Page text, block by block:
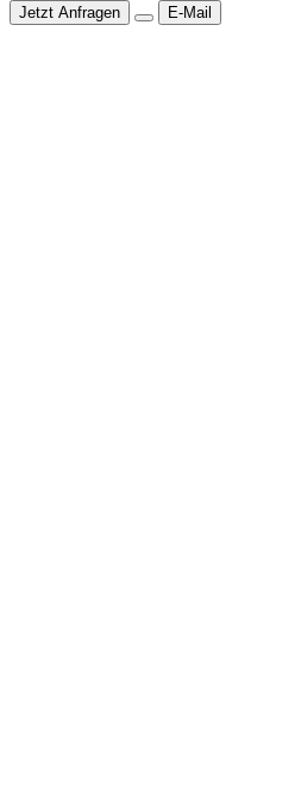
Jetzt Anfragen E-Mail